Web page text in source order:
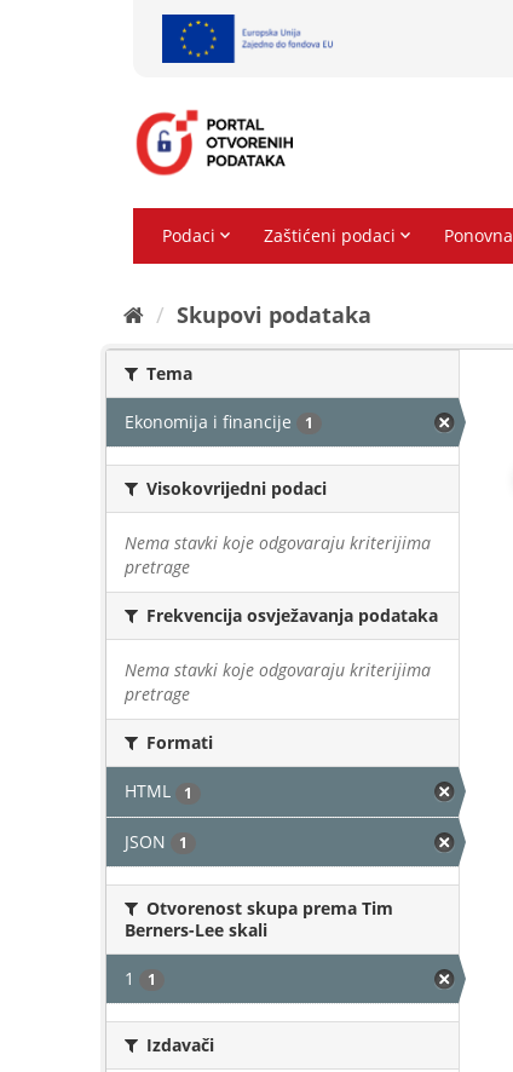
Skupovi podаtаkа
Tema
Ekonomija i financije 1
Visokovrijedni podaci
Nema stavki koje odgovaraju kriterijima
pretrage
Frekvencija osvježavanja podataka
Nema stavki koje odgovaraju kriterijima
pretrage
Formati
HTML 1
JSON 1
Otvorenost skupa prema Tim
Berners-Lee skali
1 1
Izdavači